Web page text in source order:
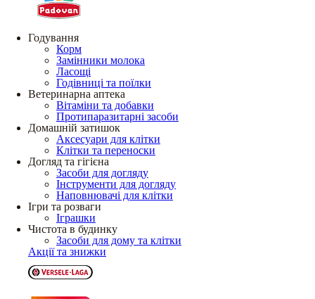
Годування
Корм
Замінники молока
Ласощі
Годівниці та поїлки
Ветеринарна аптека
Вітаміни та добавки
Протипаразитарні засоби
Домашній затишок
Аксесуари для клітки
Клітки та переноски
Догляд та гігієна
Засоби для догляду
Інструменти для догляду
Наповнювачі для клітки
Ігри та розваги
Іграшки
Чистота в будинку
Засоби для дому та клітки
Акції та знижки